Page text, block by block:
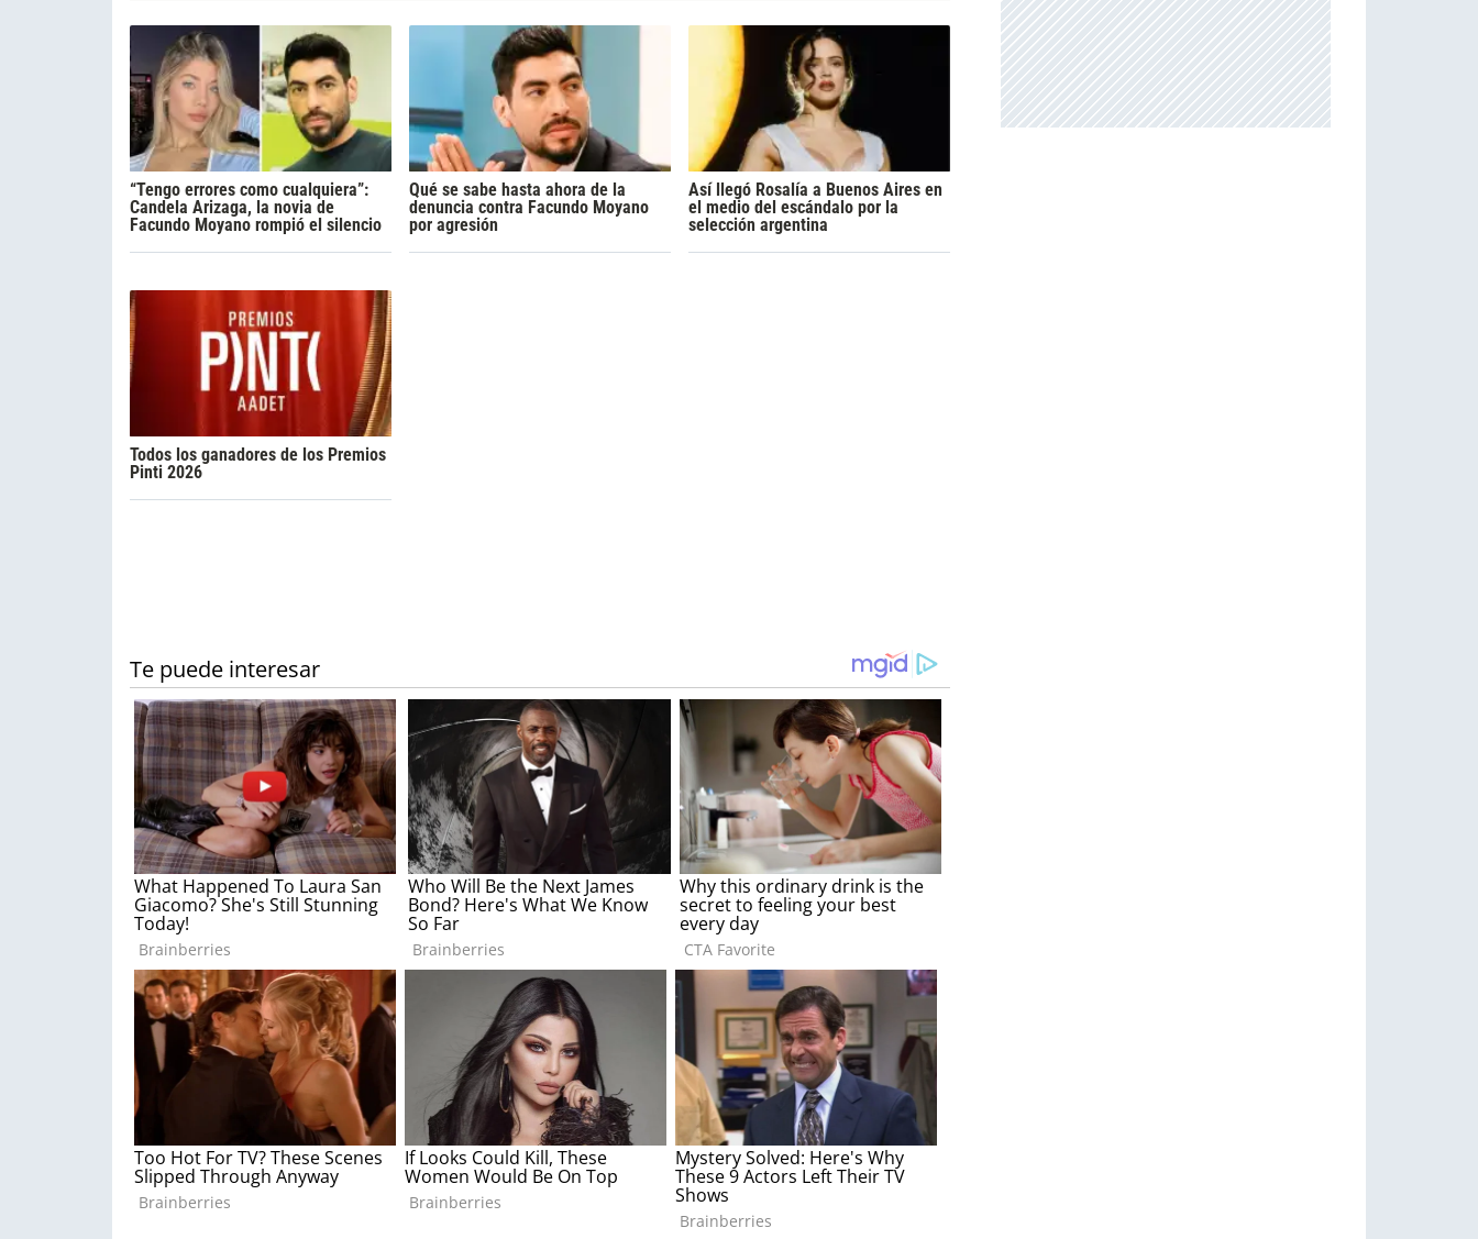
“Tengo errores como cualquiera”:
Candela Arizaga, la novia de
Facundo Moyano rompió el silencio
Qué se sabe hasta ahora de la
denuncia contra Facundo Moyano
por agresión
Así llegó Rosalía a Buenos Aires en
el medio del escándalo por la
selección argentina
Todos los ganadores de los Premios
Pinti 2026